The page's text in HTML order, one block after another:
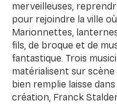
merveilleuses,
pour rejoindre la ville
Marionnettes,
fils, de broque et de
fantastique. Trois
matérialisent sur scène
bien remplie laisse
création, Franck